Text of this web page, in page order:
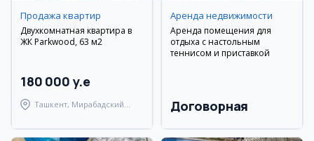
Продажа квартир
Двухкомнатная квартира в
ЖК Parkwood, 63 м2
180 000 y.e
Ташкент, Мирабадский
Аренда недвижимости
Аренда помещения для
отдыха с настольным
теннисом и приставкой
Договорная